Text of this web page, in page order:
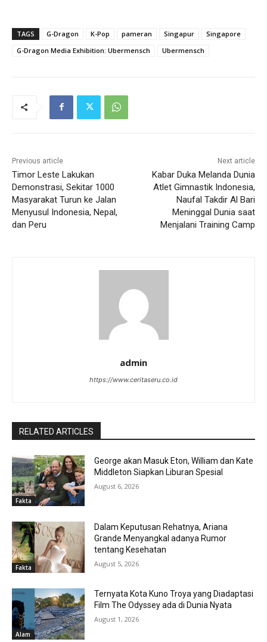
TAGS G-Dragon K-Pop pameran Singapur
Singapore
G-Dragon Media Exhibition: Ubermensch
Ubermensch
Previous article
Timor Leste Lakukan
Demonstrasi, Sekitar 1000
Masyarakat Turun ke Jalan
Menyusul Indonesia, Nepal,
dan Peru
Next article
Kabar Duka Melanda Dunia
Atlet Gimnastik Indonesia,
Naufal Takdir Al Bari
Meninggal Dunia saat
Menjalani Training Camp
admin
https://www.ceritaseru.co.id
RELATED ARTICLES
Fakta
George akan Masuk Eton, William dan Kate
Middleton Siapkan Liburan Spesial
August 6, 2026
Fakta
Dalam Keputusan Rehatnya, Ariana
Grande Menyangkal adanya Rumor
tentang Kesehatan
August 5, 2026
Alam
Ternyata Kota Kuno Troya yang Diadaptasi
Film The Odyssey ada di Dunia Nyata
August 1, 2026